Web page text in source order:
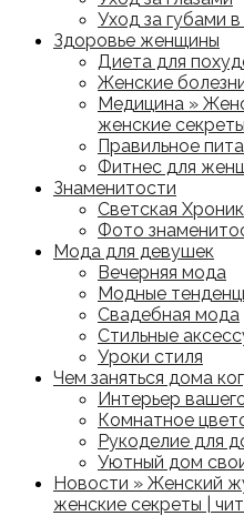
Уход за губами
Здоровье женщины
Диета для
Женские
Медицина »
женские
Правильное
Фитнес для
Знаменитости
Светская
Фото
Мода для девушек
Вечерняя мода
Модные
Свадебная мода
Стильные
Уроки стиля
Чем заняться дома
Интерьер
Комнатное
Рукоделие для
Уютный дом
Новости » Женский
женские секреты |